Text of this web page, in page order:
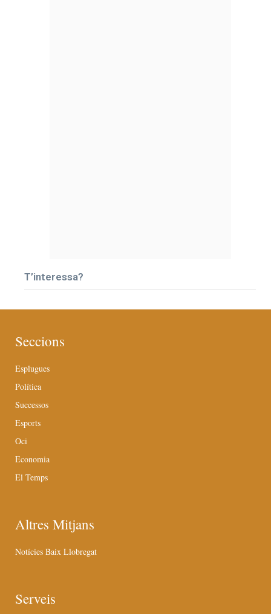
T’interessa?
Seccions
Esplugues
Política
Successos
Esports
Oci
Economia
El Temps
Altres Mitjans
Notícies Baix Llobregat
Serveis